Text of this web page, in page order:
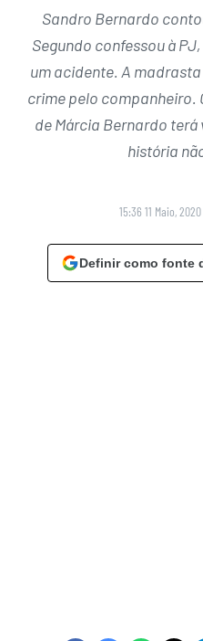
Sandro Bernardo
Segundo confessou à
um acidente. A
crime pelo companheiro.
de Márcia Bernardo terá
história
15:36 11 Maio, 2020
Definir como fonte